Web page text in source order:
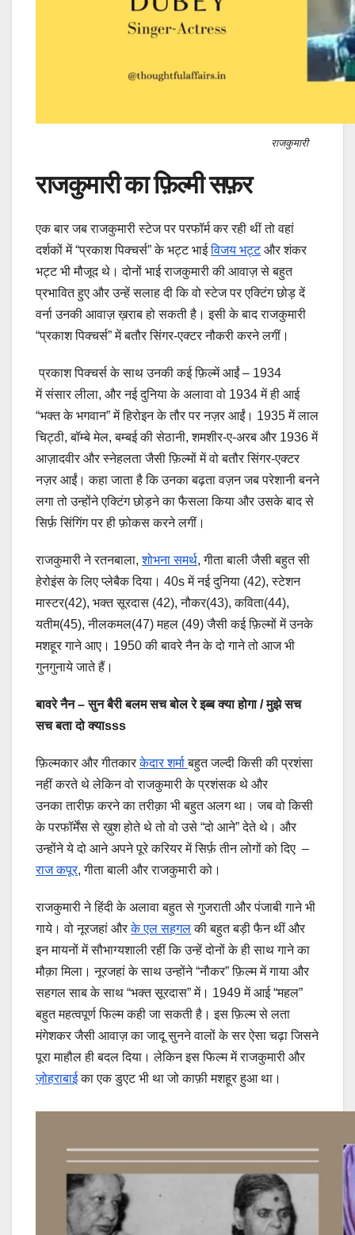
राजकुमारी
राजकुमारी का फ़िल्मी सफ़र
एक बार जब राजकुमारी स्टेज पर परफॉर्म कर रही थीं तो वहां
दर्शकों में “प्रकाश पिक्चर्स” के भट्ट भाईविजय भट्टऔर शंकर
भट्ट भी मौजूद थे। दोनों भाई राजकुमारी की आवाज़ से बहुत
प्रभावित हुए और उन्हें सलाह दी कि वो स्टेज पर एक्टिंग छोड़ दें
वर्ना उनकी आवाज़ ख़राब हो सकती है। इसी के बाद राजकुमारी
“प्रकाश पिक्चर्स” में बतौर सिंगर-एक्टर नौकरी करने लगीं।
प्रकाश पिक्चर्स के साथ उनकी कई फ़िल्में आईं – 1934
में संसार लीला, और नई दुनिया के अलावा वो 1934 में ही आई
“भक्त के भगवान” में हिरोइन के तौर पर नज़र आईं। 1935 में लाल
चिट्ठी, बॉम्बे मेल, बम्बई की सेठानी, शमशीर-ए-अरब और 1936 में
आज़ादवीर और स्नेहलता जैसी फ़िल्मों में वो बतौर सिंगर-एक्टर
नज़र आईं। कहा जाता है कि उनका बढ़ता वज़न जब परेशानी बनने
लगा तो उन्होंने एक्टिंग छोड़ने का फैसला किया और उसके बाद से
सिर्फ़ सिंगिंग पर ही फ़ोकस करने लगीं।
राजकुमारी ने रतनबाला,शोभना समर्थ, गीता बाली जैसी बहुत सी
हेरोइंस के लिए प्लेबैक दिया। 40s में नई दुनिया (42), स्टेशन
मास्टर(42), भक्त सूरदास (42), नौकर(43), कविता(44),
यतीम(45), नीलकमल(47) महल (49) जैसी कई फ़िल्मों में उनके
मशहूर गाने आए। 1950 की बावरे नैन के दो गाने तो आज भी
गुनगुनाये जाते हैं।
बावरे नैन – सुन बैरी बलम सच बोल रे इब्ब क्या होगा / मुझे सच
सच बता दो क्याsss
फ़िल्मकार और गीतकारकेदार शर्माबहुत जल्दी किसी की प्रशंसा
नहीं करते थे लेकिन वो राजकुमारी के प्रशंसक थे और
उनका तारीफ़ करने का तरीक़ा भी बहुत अलग था। जब वो किसी
के परफॉर्मेंस से ख़ुश होते थे तो वो उसे “दो आने” देते थे। और
उन्होंने ये दो आने अपने पूरे करियर में सिर्फ़ तीन लोगों को दिए –
राज कपूर, गीता बाली और राजकुमारी को।
राजकुमारी ने हिंदी के अलावा बहुत से गुजराती और पंजाबी गाने भी
गाये। वो नूरजहां औरके एल सहगलकी बहुत बड़ी फैन थीं और
इन मायनों में सौभाग्यशाली रहीं कि उन्हें दोनों के ही साथ गाने का
मौक़ा मिला। नूरजहां के साथ उन्होंने “नौकर” फ़िल्म में गाया और
सहगल साब के साथ “भक्त सूरदास” में। 1949 में आई “महल”
बहुत महत्वपूर्ण फिल्म कही जा सकती है। इस फ़िल्म से लता
मंगेशकर जैसी आवाज़ का जादू सुनने वालों के सर ऐसा चढ़ा जिसने
पूरा माहौल ही बदल दिया। लेकिन इस फिल्म में राजकुमारी और
ज़ोहराबाईका एक डुएट भी था जो काफ़ी मशहूर हुआ था।